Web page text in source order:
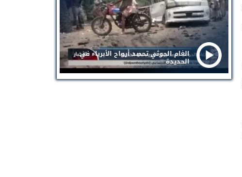
الغام الحوثي تحصد أرواح الأبرياء في
الحديدة